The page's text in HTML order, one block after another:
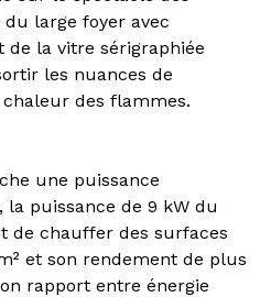
large foyer avec
la vitre sérigraphiée
les nuances de
des flammes.
une puissance
puissance de 9 kW du
de chauffer des surfaces
et son rendement de plus
rapport entre énergie